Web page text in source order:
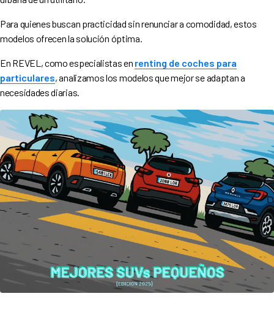
Para quienes buscan practicidad sin renunciar a comodidad, estos
modelos ofrecen la solución óptima.
En REVEL, como especialistas en renting de coches para
particulares, analizamos los modelos que mejor se adaptan a
necesidades diarias.